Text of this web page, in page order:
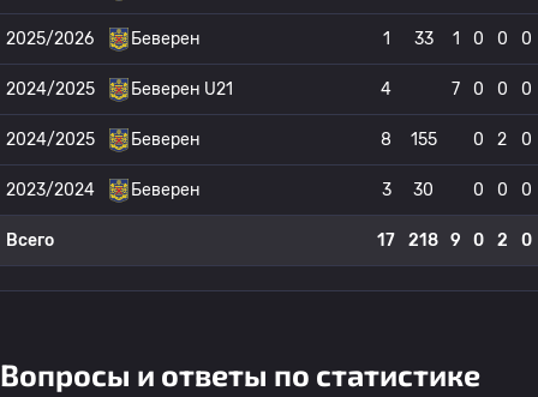
2025/2026 Беверен 1 33 1 0 0 0
2024/2025 Беверен U21 4 7 0 0 0
2024/2025 Беверен 8 155 0 2 0
2023/2024 Беверен 3 30 0 0 0
Всего 17 218 9 0 2 0
Вопросы и ответы по статистике